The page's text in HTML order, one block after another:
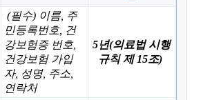
(필수) 이름, 주
민등록번호, 건
강보험증 번호,
건강보험 가입
자, 성명, 주소,
연락처
5년(의료법 시행
규칙 제 15조)